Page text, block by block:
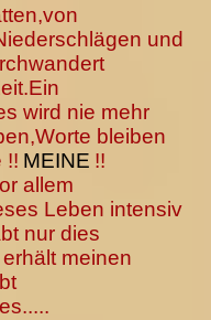
und
wird nie mehr
bleiben
!! MEINE !!
allem
Leben intensiv
nur dies
meinen